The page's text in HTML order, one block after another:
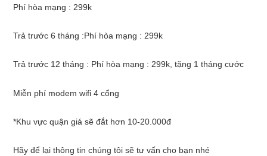
Phí hòa mạng : 299k
Trả trước 6 tháng :Phí hòa mạng : 299k
Trả trước 12 tháng : Phí hòa mạng : 299k, tặng 1 tháng cước
Miễn phí modem wifi 4 cổng
*Khu vực quận giá sẽ đắt hơn 10-20.000đ
Hãy để lại thông tin chúng tôi sẽ tư vấn cho bạn nhé